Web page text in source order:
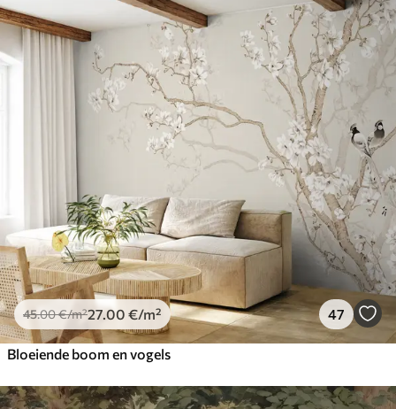
45.00€/m²27.00 €/m² 47
Bloeiende boom en vogels